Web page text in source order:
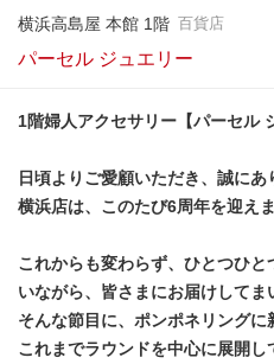
横浜高島屋 本館 1階 百貨店
パーセル ジュエリー
1階婦人アクセサリー【パーセル
日頃よりご愛顧いただき、誠にあ
横浜店は、このたび6周年を迎えま
これからも変わらず、ひとつひ
いながら、皆さまにお届けしてま
そんな節目に、ポンポネリングに
これまでラウンドを中心に展開